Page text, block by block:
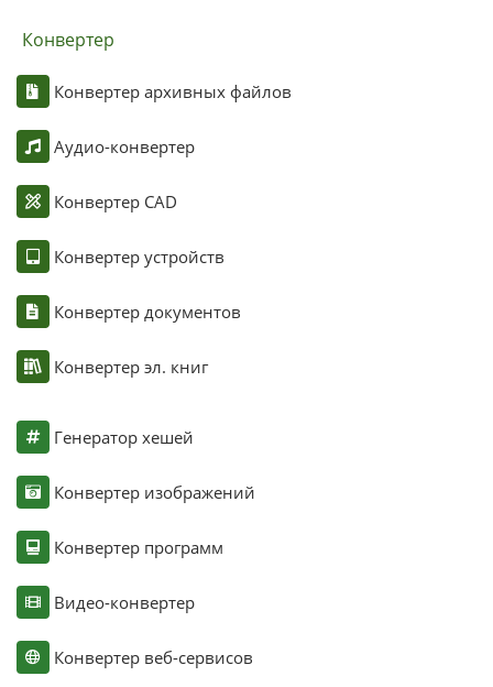
Конвертер
Конвертер архивных файлов
Аудио-конвертер
Конвертер CAD
Конвертер устройств
Конвертер документов
Конвертер эл. книг
Генератор хешей
Конвертер изображений
Конвертер программ
Видео-конвертер
Конвертер веб-сервисов